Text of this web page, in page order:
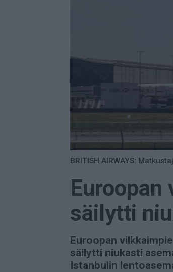
BRITISH AIRWAYS:
säilytti
Euroopan
säilytti niukasti
Istanbulin